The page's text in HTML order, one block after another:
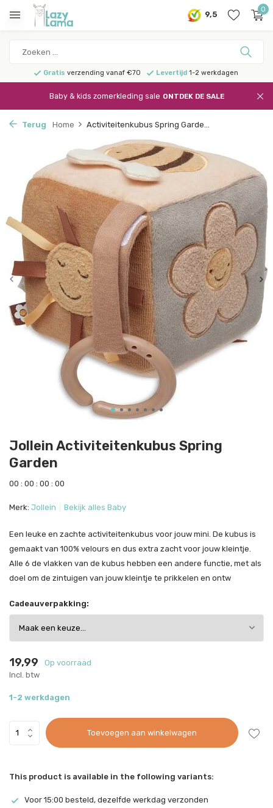
9,5
0
Gratis verzending vanaf €70 Levertijd1-2 werkdagen
Baby & kids zomerkleding sale ONTDEK DE SALE
Terug Home Activiteitenkubus Spring Garde...
Jollein Activiteitenkubus Spring
Garden
00 : 00 : 00 : 00
Merk: Jollein Bekijk alles Baby
Een leuke en zachte activiteitenkubus voor jouw mini. De kubus is
gemaakt van 100% velours en dus extra zacht voor jouw kleintje.
Alle 6 de vlakken van de kubus hebben een andere functie, met als
doel om de zintuigen van jouw kleintje te prikkelen en ontw
Cadeauverpakking:
19,99
Op voorraad
Incl. btw
1-2 werkdagen
Toevoegen aan winkelwagen
This product is available in the following variants:
Voor 15:00 besteld, dezelfde werkdag verzonden